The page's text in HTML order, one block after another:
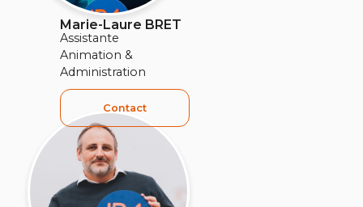
Marie-Laure BRET
Assistante
Animation &
Administration
Contact